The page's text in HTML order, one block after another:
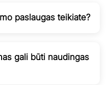
paslaugas teikiate?
gali būti naudingas